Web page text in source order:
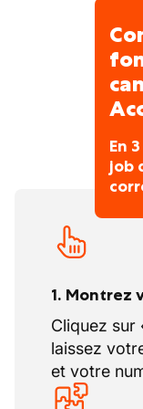
En
job
1. Montrez
Cliquez sur
laissez
et votre